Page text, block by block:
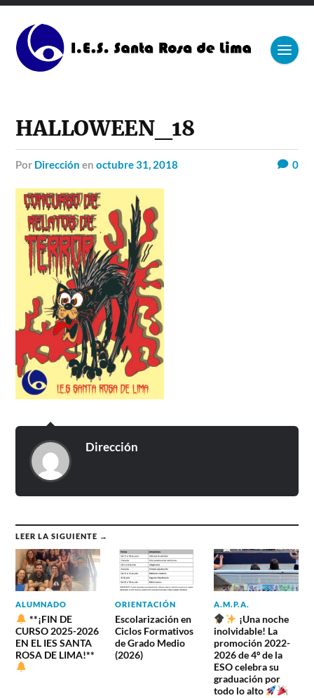
HALLOWEEN_18
por Dirección enoctubre 31, 2018 0
Dirección
LEER LA SIGUIENTE →
ALUMNADO
**¡FIN DE
CURSO 2025-2026
EN EL IES SANTA
ROSA DE LIMA!**
ORIENTACIÓN
Escolarización en
Ciclos Formativos
de Grado Medio
(2026)
A.M.P.A.
¡Una noche
inolvidable! La
promoción 2022-
2026 de 4º de la
ESO celebra su
graduación por
todo lo alto